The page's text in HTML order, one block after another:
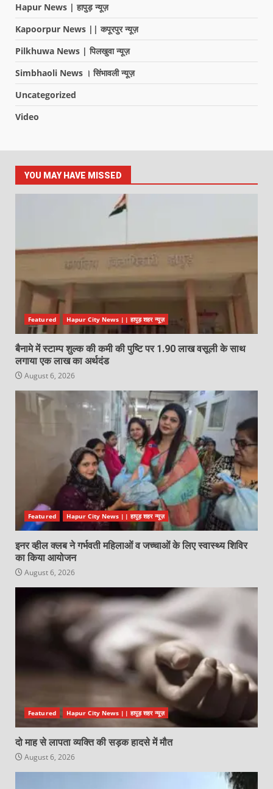
Hapur News | हापुड़ न्यूज़
Kapoorpur News || कपूरपुर न्यूज़
Pilkhuwa News | पिलखुवा न्यूज़
Simbhaoli News । सिंभावली न्यूज़
Uncategorized
Video
YOU MAY HAVE MISSED
Featured Hapur City News || हापुड़ शहर न्यूज़
बैनामे में स्टाम्प शुल्क की कमी की पुष्टि पर 1.90 लाख वसूली के साथ
लगाया एक लाख का अर्थदंड
August 6, 2026
Featured Hapur City News || हापुड़ शहर न्यूज़
इनर व्हील क्लब ने गर्भवती महिलाओं व जच्चाओं के लिए स्वास्थ्य शिविर
का किया आयोजन
August 6, 2026
Featured Hapur City News || हापुड़ शहर न्यूज़
दो माह से लापता व्यक्ति की सड़क हादसे में मौत
August 6, 2026